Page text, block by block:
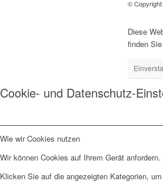
© Copyright
Diese
finden
Cookie- und Datenschutz-
Wie wir Cookies nutzen
Wir können Cookies auf Ihrem Gerät
Klicken Sie auf die angezeigten Kategorien,